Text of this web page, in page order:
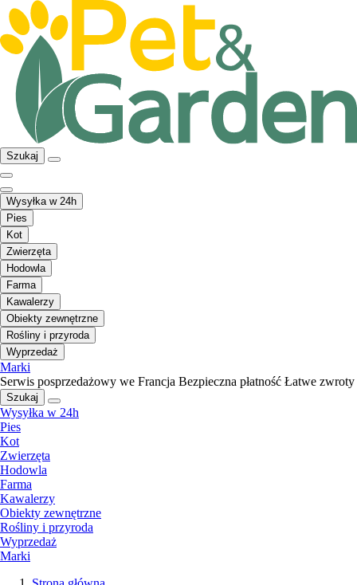
Szukaj
Wysyłka w 24h
Pies
Kot
Zwierzęta
Hodowla
Farma
Kawalerzy
Obiekty zewnętrzne
Rośliny i przyroda
Wyprzedaż
Marki
Serwis posprzedażowy we Francja Bezpieczna płatność Łatwe zwroty
Szukaj
Wysyłka w 24h
Pies
Kot
Zwierzęta
Hodowla
Farma
Kawalerzy
Obiekty zewnętrzne
Rośliny i przyroda
Wyprzedaż
Marki